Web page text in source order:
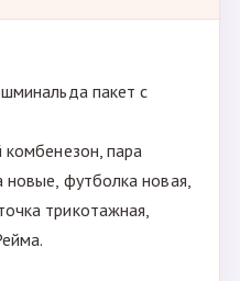
пакет с
пара
новые, футболка новая,
трикотажная,